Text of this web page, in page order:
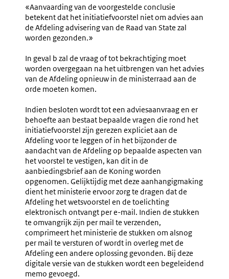
«Aanvaarding van de voorgestelde conclusie
betekent dat het initiatiefvoorstel niet om advies aan
de Afdeling advisering van de Raad van State zal
worden gezonden.»
In geval b zal de vraag of tot bekrachtiging moet
worden overgegaan na het uitbrengen van het advies
van de Afdeling opnieuw in de ministerraad aan de
orde moeten komen.
Indien besloten wordt tot een adviesaanvraag en er
behoefte aan bestaat bepaalde vragen die rond het
initiatiefvoorstel zijn gerezen expliciet aan de
Afdeling voor te leggen of in het bijzonder de
aandacht van de Afdeling op bepaalde aspecten van
het voorstel te vestigen, kan dit in de
aanbiedingsbrief aan de Koning worden
opgenomen. Gelijktijdig met deze aanhangigmaking
dient het ministerie ervoor zorg te dragen dat de
Afdeling het wetsvoorstel en de toelichting
elektronisch ontvangt per e-mail. Indien de stukken
te omvangrijk zijn per mail te verzenden,
comprimeert het ministerie de stukken om alsnog
per mail te versturen of wordt in overleg met de
Afdeling een andere oplossing gevonden. Bij deze
digitale versie van de stukken wordt een begeleidend
memo gevoegd.